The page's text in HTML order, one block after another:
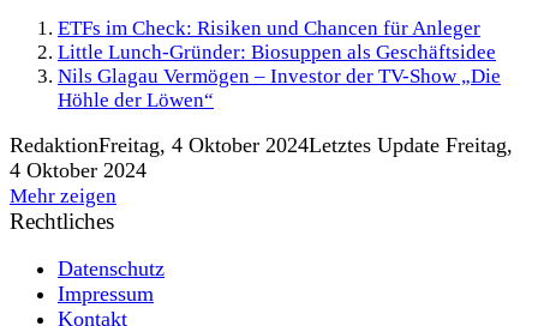
ETFs im Check: Risiken und Chancen für Anleger
Little Lunch-Gründer: Biosuppen als Geschäftsidee
Nils Glagau Vermögen – Investor der TV-Show „Die
Höhle der Löwen“
RedaktionFreitag, 4 Oktober 2024Letztes Update Freitag,
4 Oktober 2024
Mehr zeigen
Rechtliches
Datenschutz
Impressum
Kontakt